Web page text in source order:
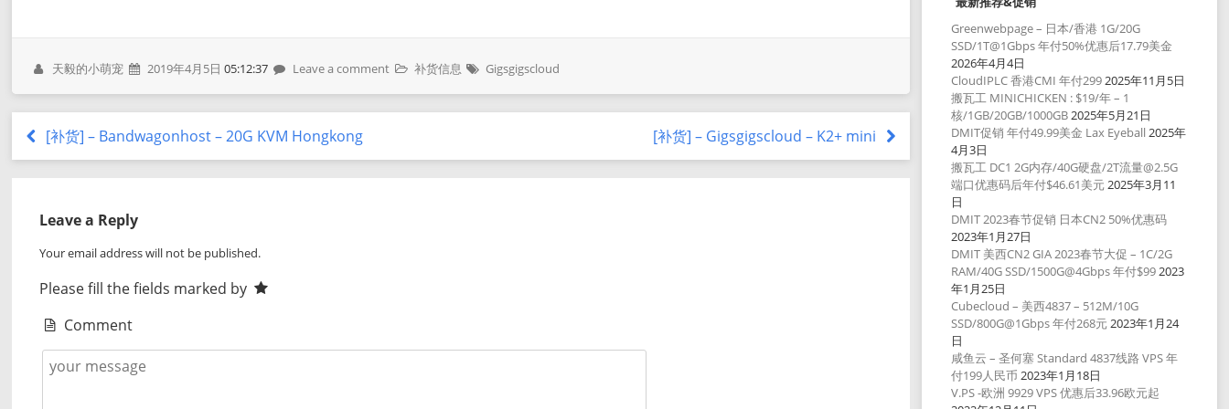
天毅的小萌宠 2019年4月5日 05:12:37 Leave a comment 补货信息 Gigsgigscloud
[补货] – Bandwagonhost – 20G KVM Hongkong [补货] – Gigsgigscloud – K2+ mini
Leave a Reply
Your email address will not be published.
Please fill the fields marked by
Comment
Greenwebpage – 日本/香港 1G/20G
SSD/1T@1Gbps 年付50%优惠后17.79美金
2026年4月4日
CloudIPLC 香港CMI 年付2992025年11月5日
搬瓦工 MINICHICKEN : $19/年 – 1
核/1GB/20GB/1000GB2025年5月21日
DMIT促销 年付49.99美金 Lax Eyeball 2025年
4月3日
搬瓦工 DC1 2G内存/40G硬盘/2T流量@2.5G
端口优惠码后年付$46.61美元2025年3月11
日
DMIT 2023春节促销 日本CN2 50%优惠码
2023年1月27日
DMIT 美西CN2 GIA 2023春节大促 – 1C/2G
RAM/40G SSD/1500G@4Gbps 年付$992023
年1月25日
Cubecloud – 美西4837 – 512M/10G
SSD/800G@1Gbps 年付268元2023年1月24
日
咸鱼云 – 圣何塞 Standard 4837线路 VPS 年
付199人民币 2023年1月18日
V.PS -欧洲 9929 VPS 优惠后33.96欧元起